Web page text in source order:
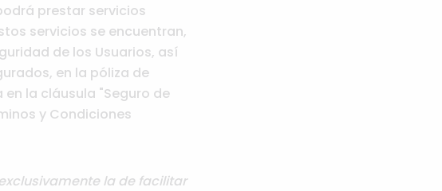
prestar servicios
servicios se encuentran,
de los Usuarios, así
en la póliza de
la cláusula "Seguro de
y Condiciones
la de facilitar